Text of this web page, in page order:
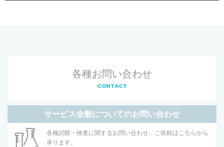
各種お問い合わせ
CONTACT
サービス全般についてのお問い合わせ
各種試験・検査に関するお問い合わせ、ご依頼はこちらから
承ります。